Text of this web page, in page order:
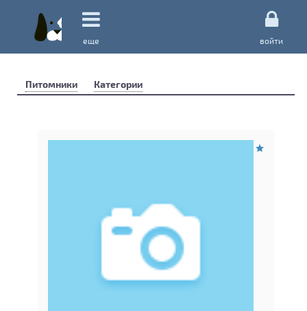
еще войти
Питомники Категории